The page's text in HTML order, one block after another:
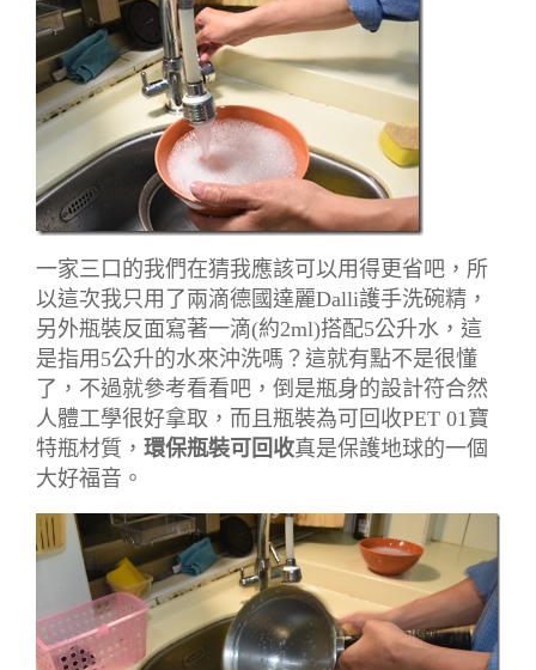
一家三口的我們在猜我應該可以用得更省吧，所
以這次我只用了兩滴德國達麗Dalli護手洗碗精，
另外瓶裝反面寫著一滴(約2ml)搭配5公升水，這
是指用5公升的水來沖洗嗎？這就有點不是很懂
了，不過就參考看看吧，倒是瓶身的設計符合然
人體工學很好拿取，而且瓶裝為可回收PET 01寶
特瓶材質， 環保瓶裝可回收真是保護地球的一個
大好福音。